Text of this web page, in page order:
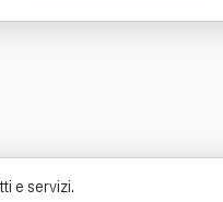
e servizi.